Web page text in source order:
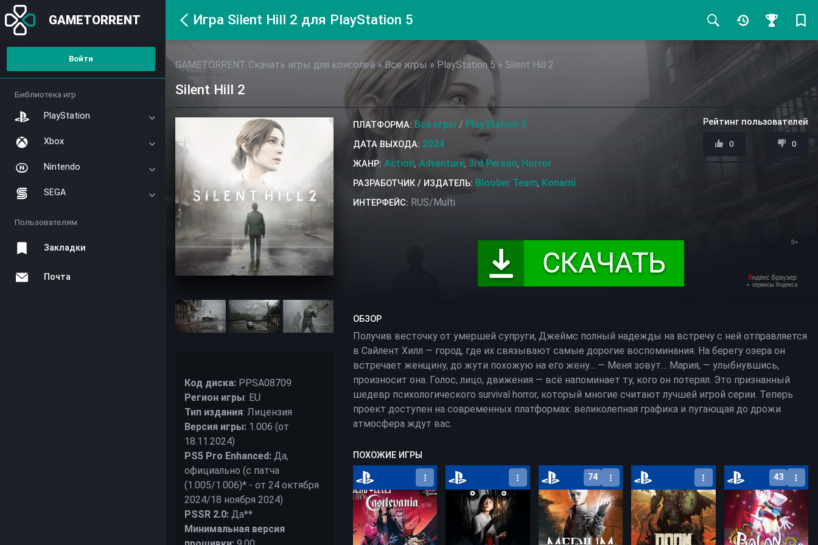
GAMETORRENT
Войти
Библиотека игр
PlayStation
Xbox
Nintendo
SEGA
Пользователям
Закладки
Почта
Игра Silent Hill 2 для PlayStation 5
GAMETORRENT Скачать игры для консолей» Все игры »PlayStation 5» Silent Hill 2
Silent Hill 2
ПЛАТФОРМА: Все игры / PlayStation 5
ДАТА ВЫХОДА: 2024
ЖАНР: Action, Adventure, 3rd Person, Horror
РАЗРАБОТЧИК / ИЗДАТЕЛЬ: Bloober Team, Konami
ИНТЕРФЕЙС: RUS/Multi
Рейтинг пользователей
0 0
ОБЗОР
Получив весточку от умершей супруги, Джеймс полный надежды на встречу с ней отправляется
в Сайлент Хилл — город, где их связывают самые дорогие воспоминания. На берегу озера он
встречает женщину, до жути похожую на его жену… — Меня зовут… Мария, — улыбнувшись,
произносит она. Голос, лицо, движения — всё напоминает ту, кого он потерял. Это признанный
шедевр психологического survival horror, который многие считают лучшей игрой серии. Теперь
проект доступен на современных платформах: великолепная графика и пугающая до дрожи
атмосфера ждут вас.
ПОХОЖИЕ ИГРЫ
PlayStation 5 PlayStation 5 PlayStation 574 PlayStation 5 PlayStation 5 43
Код диска: PPSA08709
Регион игры: EU
Тип издания: Лицензия
Версия игры: 1.006 (от
18.11.2024)
PS5 Pro Enhanced: Да,
официально (с патча
(1.005/1.006)* - от 24 октября
2024/18 ноября 2024)
PSSR 2.0: Да**
Минимальная версия